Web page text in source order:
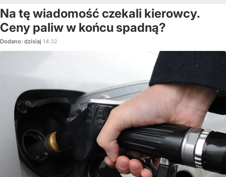
Na tę wiadomość czekali kierowcy.
Ceny paliw w końcu spadną?
Dodano: dzisiaj 14:32